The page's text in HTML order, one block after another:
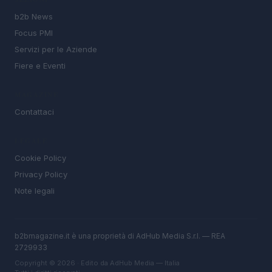
b2b News
Focus PMI
Servizi per le Aziende
Fiere e Eventi
Contattaci
Cookie Policy
Privacy Policy
Note legali
b2bmagazine.it è una proprietà di AdHub Media S.r.l. — REA
2729933
Copyright © 2026 · Edito da AdHub Media — Italia